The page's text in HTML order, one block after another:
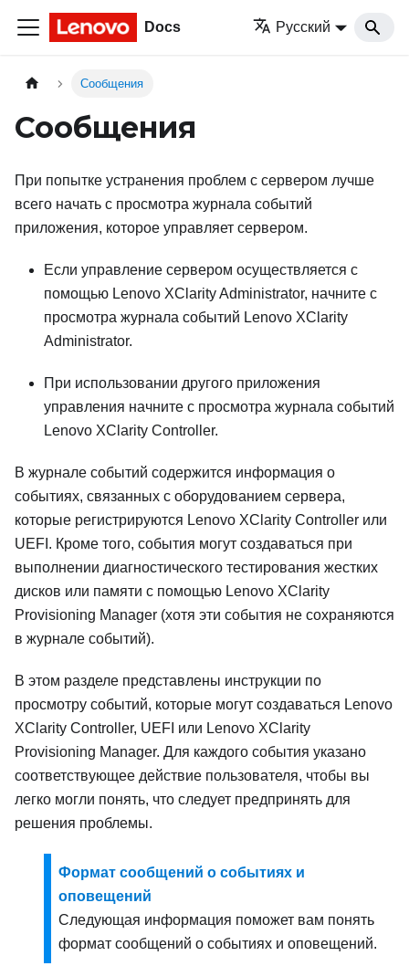
Docs Русский
Сообщения
Сообщения
При попытке устранения проблем с сервером лучше
всего начать с просмотра журнала событий
приложения, которое управляет сервером.
Если управление сервером осуществляется с
помощью Lenovo XClarity Administrator, начните с
просмотра журнала событий Lenovo XClarity
Administrator.
При использовании другого приложения
управления начните с просмотра журнала событий
Lenovo XClarity Controller.
В журнале событий содержится информация о
событиях, связанных с оборудованием сервера,
которые регистрируются Lenovo XClarity Controller или
UEFI. Кроме того, события могут создаваться при
выполнении диагностического тестирования жестких
дисков или памяти с помощью Lenovo XClarity
Provisioning Manager (хотя эти события не сохраняются
в журнале событий).
В этом разделе представлены инструкции по
просмотру событий, которые могут создаваться Lenovo
XClarity Controller, UEFI или Lenovo XClarity
Provisioning Manager. Для каждого события указано
соответствующее действие пользователя, чтобы вы
легко могли понять, что следует предпринять для
решения проблемы.
Формат сообщений о событиях и
оповещений
Следующая информация поможет вам понять
формат сообщений о событиях и оповещений.